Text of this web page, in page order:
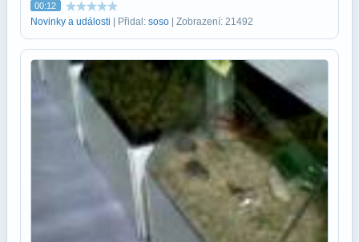
00:12
Novinky a události | Přidal: soso | Zobrazení: 21492